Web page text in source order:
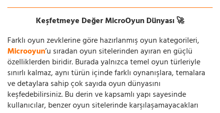
Keşfetmeye Değer MicroOyun Dünyası 🚀
Farklı oyun zevklerine göre hazırlanmış oyun kategorileri,
Microoyun’u sıradan oyun sitelerinden ayıran en güçlü
özelliklerden biridir. Burada yalnızca temel oyun türleriyle
sınırlı kalmaz, aynı türün içinde farklı oynanışlara, temalara
ve detaylara sahip çok sayıda oyun dünyasını
keşfedebilirsiniz. Bu derin ve kapsamlı yapı sayesinde
kullanıcılar, benzer oyun sitelerinde karşılaşamayacakları